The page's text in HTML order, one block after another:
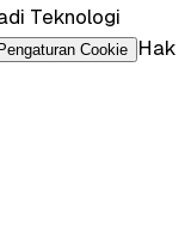
Teknologi
Cookie
Hak